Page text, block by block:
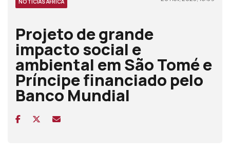
Projeto de grande
impacto social e
ambiental em São Tomé e
Príncipe financiado pelo
Banco Mundial